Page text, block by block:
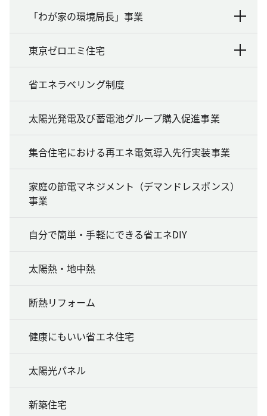
「わが家の環境局長」事業
東京ゼロエミ住宅
省エネラベリング制度
太陽光発電及び蓄電池グループ購入促進事業
集合住宅における再エネ電気導入先行実装事業
家庭の節電マネジメント（デマンドレスポンス）
事業
自分で簡単・手軽にできる省エネDIY
太陽熱・地中熱
断熱リフォーム
健康にもいい省エネ住宅
太陽光パネル
新築住宅